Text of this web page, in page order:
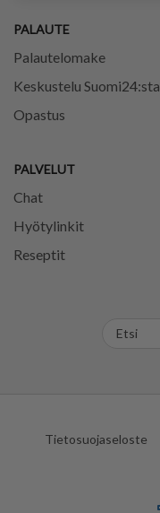
PALAUTE
Palautelomake
Keskustelu Suomi24:sta
Opastus
PALVELUT
Chat
Hyötylinkit
Reseptit
Tietosuojaseloste